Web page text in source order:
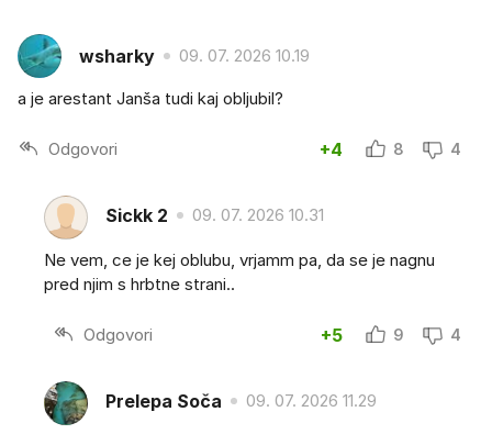
wsharky 09. 07. 2026 10.19
a je arestant Janša tudi kaj obljubil?
Odgovori +4 8 4
Sickk 2 09. 07. 2026 10.31
Ne vem, ce je kej oblubu, vrjamm pa, da se je nagnu
pred njim s hrbtne strani..
Odgovori +5 9 4
Prelepa Soča 09. 07. 2026 11.29